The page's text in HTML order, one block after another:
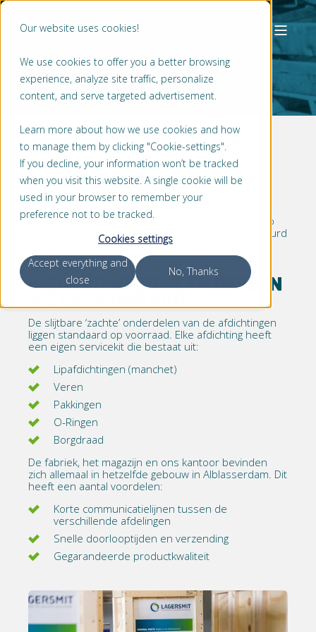
Our website uses cookies!
We use cookies to offer you a better browsing
experience, analyze site traffic, personalize
content, and serve targeted advertisement.
Learn more about how we use cookies and how
to manage them by clicking "Cookie-settings".
If you decline, your information won’t be tracked
when you visit this website. A single cookie will be
used in your browser to remember your
preference not to be tracked.
Cookies settings
Accept everything and
close
No, Thanks
RESERVEONDERDELEN
RESERVEONDERDELEN
Ondervindt u lekkage of zijn de slijtdelen aan
vervanging toe? Onze reserveonderdelen liggen op
voorraad en kunnen vaak dezelfde dag nog verstuurd
WELKE ONDERDELEN HEBBEN
De slijtbare ‘zachte’ onderdelen van de afdichtingen
liggen standaard op voorraad. Elke afdichting heeft
een eigen servicekit die bestaat uit:
Lipafdichtingen (manchet)
Veren
Pakkingen
O-Ringen
Borgdraad
De fabriek, het magazijn en ons kantoor bevinden
zich allemaal in hetzelfde gebouw in Alblasserdam. Dit
heeft een aantal voordelen:
Korte communicatielijnen tussen de
verschillende afdelingen
Snelle doorlooptijden en verzending
Gegarandeerde productkwaliteit